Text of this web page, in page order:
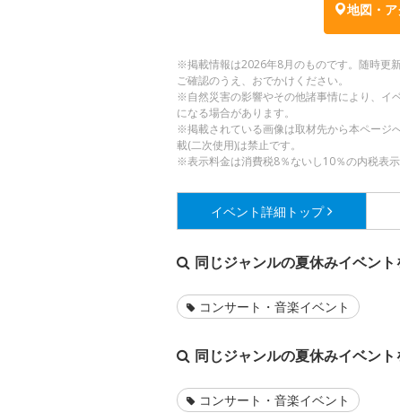
地図・
※掲載情報は2026年8月のものです。随時更
ご確認のうえ、おでかけください。
※自然災害の影響やその他諸事情により、イ
になる場合があります。
※掲載されている画像は取材先から本ページ
載(二次使用)は禁止です。
※表示料金は消費税8％ないし10％の内税表示
イベント詳細 トップ
同じジャンルの夏休みイベント
コンサート・音楽イベント
同じジャンルの夏休みイベント
コンサート・音楽イベント